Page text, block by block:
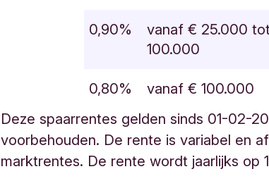
0,90%
vanaf € 25.000
100.000
0,80%
vanaf € 100.000
Deze spaarrentes gelden sinds 01-02-
voorbehouden. De rente is variabel en
marktrentes. De rente wordt jaarlijks op